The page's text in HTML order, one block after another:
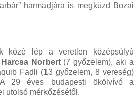
harmadjára is megküzd Bozai
közé lép a veretlen középsúlyú
Norbert(7 győzelem), aki a
Fadli (13 győzelem, 8 vereség)
29 éves budapesti ökölvívó a
utolsó mérkőzésétől.